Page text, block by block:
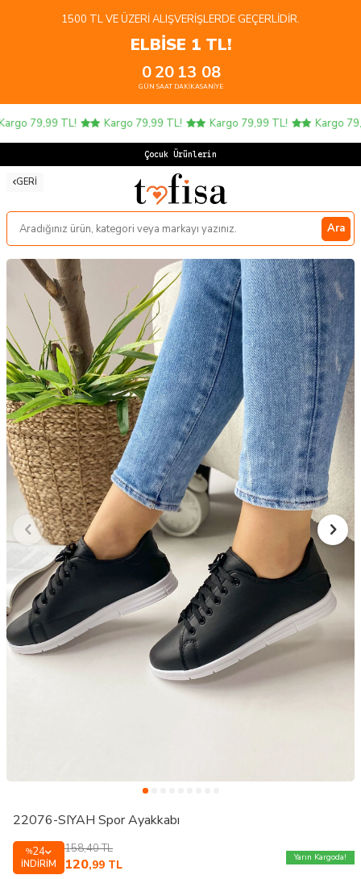
1500 TL VE ÜZERI ALIŞVERIŞLERDE GEÇERLIDIR.
ELBİSE 1 TL!
0
GÜN
20
SAAT
13
DAKIKA
08
SANIYE
79,99 TL! Kargo 79,99 TL! Kargo 79,99 TL! Kargo
Çocuk Ürünlerinde
GERI
Ara
22076-SIYAH Spor Ayakkabı
%24
İNDIRIM
158,40TL
120,99 TL
Yarın Kargoda!